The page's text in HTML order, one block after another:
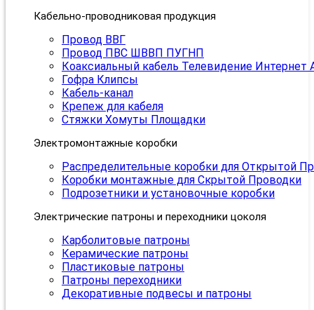
Кабельно-проводниковая продукция
Провод ВВГ
Провод ПВС ШВВП ПУГНП
Коаксиальный кабель Телевидение Интернет
Гофра Клипсы
Кабель-канал
Крепеж для кабеля
Стяжки Хомуты Площадки
Электромонтажные коробки
Распределительные коробки для Открытой
Коробки монтажные для Скрытой Проводки
Подрозетники и установочные коробки
Электрические патроны и переходники цоколя
Карболитовые патроны
Керамические патроны
Пластиковые патроны
Патроны переходники
Декоративные подвесы и патроны